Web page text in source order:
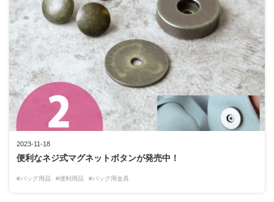
2023-11-18
便利なネジ式マグネットボタンが発売中！
#バッグ用品 #便利用品 #バッグ用金具